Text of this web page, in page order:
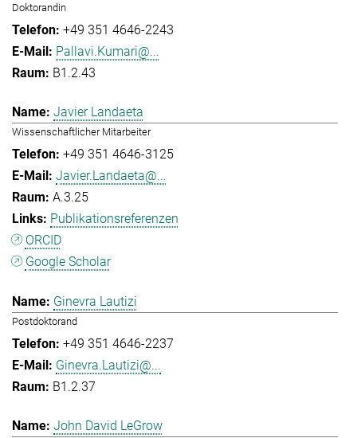
Doktorandin
+49 351 4646-2243
Pallavi.Kumari@...
B1.2.43
Javier Landaeta
Wissenschaftlicher Mitarbeiter
+49 351 4646-3125
Javier.Landaeta@...
A.3.25
Publikationsreferenzen
ORCID
Google Scholar
Ginevra Lautizi
Postdoktorand
+49 351 4646-2237
Ginevra.Lautizi@...
B1.2.37
John David LeGrow